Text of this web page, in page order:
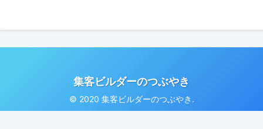
集客ビルダーのつぶやき
© 2020 集客ビルダーのつぶやき.